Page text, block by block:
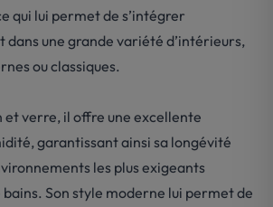
qui lui permet de s’intégrer
dans une grande variété d’intérieurs,
ou classiques.
et verre, il offre une excellente
garantissant ainsi sa longévité
les plus exigeants
Son style moderne lui permet de